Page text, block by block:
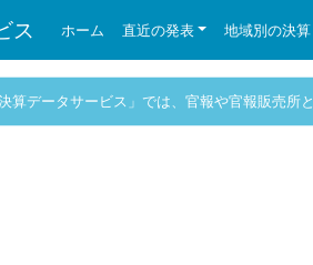
ス ホーム 直近の発表 地域別の決算
決算データサービス」では、官報や官報販売所